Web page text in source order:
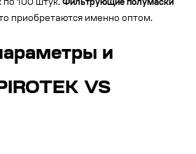
по 100 штук. Фильтрующие полумаски
приобретаются именно оптом.
и
VS